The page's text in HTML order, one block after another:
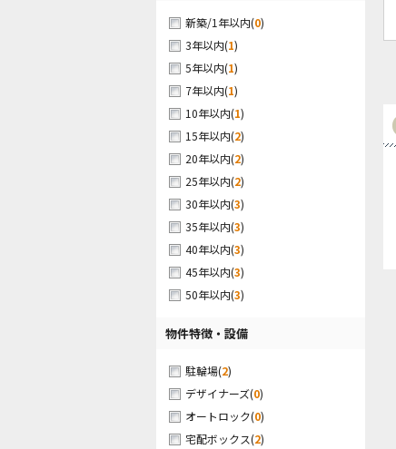
新築/1年以内(0)
3年以内(1)
5年以内(1)
7年以内(1)
10年以内(1)
15年以内(2)
20年以内(2)
25年以内(2)
30年以内(3)
35年以内(3)
40年以内(3)
45年以内(3)
50年以内(3)
物件特徴・設備
駐輪場(2)
デザイナーズ(0)
オートロック(0)
宅配ボックス(2)